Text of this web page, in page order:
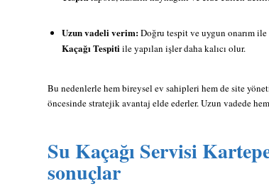
Uzun vadeli verim:Doğru tespit ve uygun onarım
Kaçağı Tespitiile yapılan işler daha kalıcı olur.
Bu nedenlerle hem bireysel ev sahipleri hem de site
öncesinde stratejik avantaj elde ederler. Uzun vadede
Su Kaçağı Servisi
sonuçlar